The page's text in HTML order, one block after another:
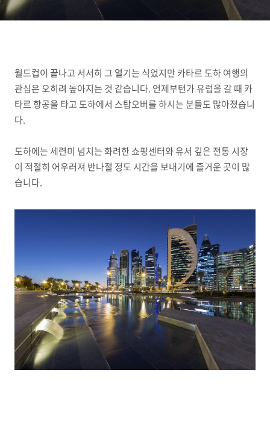
월드컵이 끝나고 서서히 그 열기는 식었지만 카타르 도하 여행의
관심은 오히려 높아지는 것 같습니다. 언제부턴가 유럽을 갈 때 카
타르 항공을 타고 도하에서 스탑오버를 하시는 분들도 많아졌습니
다.
도하에는 세련미 넘치는 화려한 쇼핑센터와 유서 깊은 전통 시장
이 적절히 어우러져 반나절 정도 시간을 보내기에 즐거운 곳이 많
습니다.